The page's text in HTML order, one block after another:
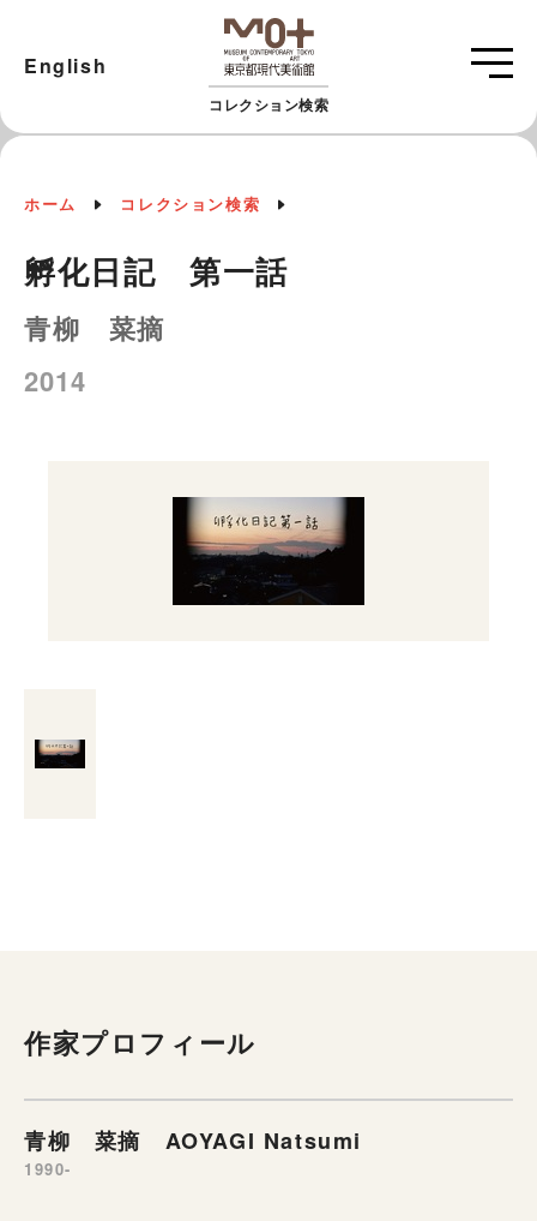
コレクション検索
English
ホーム コレクション検索
孵化日記 第一話
青柳 菜摘
2014
作家プロフィール
青柳 菜摘 AOYAGI Natsumi
1990-